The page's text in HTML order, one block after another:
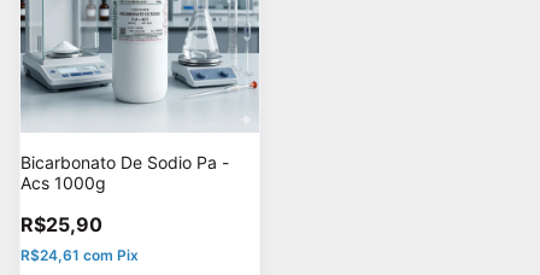
Bicarbonato De Sodio Pa -
Acs 1000g
R$25,90
R$24,61 com Pix